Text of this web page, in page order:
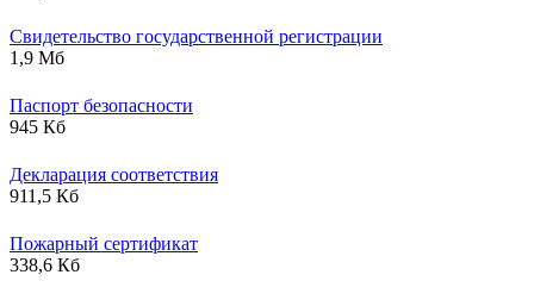
Свидетельство государственной регистрации
1,9 Мб
Паспорт безопасности
945 Кб
Декларация соответствия
911,5 Кб
Пожарный сертификат
338,6 Кб